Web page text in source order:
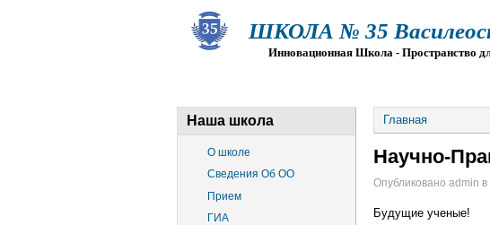
ШКОЛА № 35
Инновационная Школа - Пространство
Наша школа
О школе
Сведения Об ОО
Прием
ГИА
Главная
Научно-
Опубликовано admin
Будущие ученые!